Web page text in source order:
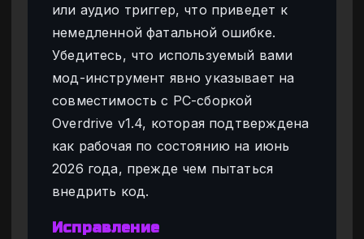
или аудио триггер, что приведет к
немедленной фатальной ошибке.
Убедитесь, что используемый вами
мод-инструмент явно указывает на
совместимость с PC-сборкой
Overdrive v1.4, которая подтверждена
как рабочая по состоянию на июнь
2026 года, прежде чем пытаться
внедрить код.
Исправление